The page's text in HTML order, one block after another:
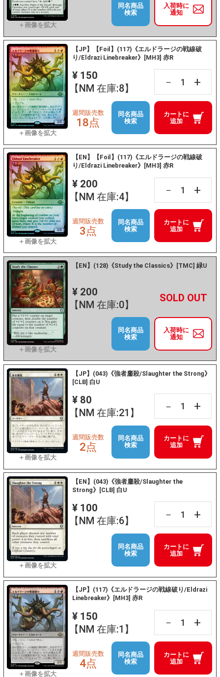
入荷時に
通知
同名商品
検索
【JP】【Foil】(117)《エルドラージの戦線破
り/Eldrazi Linebreaker》[MH3] 赤R
¥ 150
【NM 在庫:8】
－ +
カートに
追加
週間販売数
18点
同名商品
検索
【EN】【Foil】(117)《エルドラージの戦線破
り/Eldrazi Linebreaker》[MH3] 赤R
¥ 200
【NM 在庫:4】
－ +
カートに
追加
週間販売数
3点
同名商品
検索
【EN】(128)《Study the Classics》[TMC] 緑U
¥ 200
【NM 在庫:0】
－ +
入荷時に
通知
同名商品
検索
【JP】(043)《強者鏖殺/Slaughter the Strong》
[CLB] 白U
¥ 80
【NM 在庫:21】
－ +
カートに
追加
週間販売数
2点
同名商品
検索
【EN】(043)《強者鏖殺/Slaughter the
Strong》[CLB] 白U
¥ 100
【NM 在庫:6】
－ +
カートに
追加
同名商品
検索
【JP】(117)《エルドラージの戦線破り/Eldrazi
Linebreaker》[MH3] 赤R
¥ 150
【NM 在庫:1】
－ +
カートに
追加
週間販売数
4点
同名商品
検索